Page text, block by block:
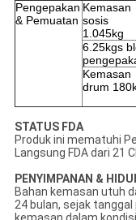
Pengepakan
& Pemuatan
Kemasan
sosis
1.045kg
6.25kgs
Kemasan
drum
STATUS FDA
Produk ini mematuhi
Langsung FDA dari 21
PENYIMPANAN &
Bahan kemasan utuh
24 bulan, sejak